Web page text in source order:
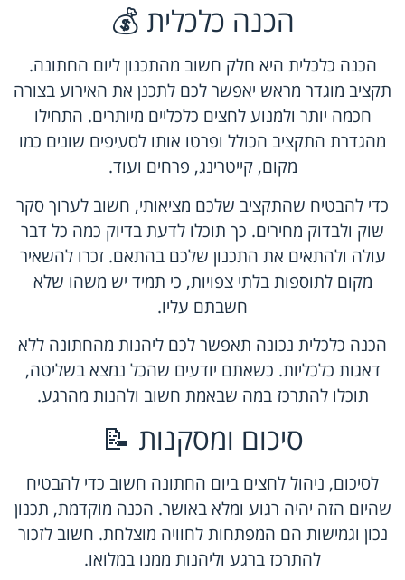
הכנה כלכלית 💰
הכנה כלכלית היא חלק חשוב מהתכנון ליום החתונה.
תקציב מוגדר מראש יאפשר לכם לתכנן את האירוע בצורה
חכמה יותר ולמנוע לחצים כלכליים מיותרים. התחילו
מהגדרת התקציב הכולל ופרטו אותו לסעיפים שונים כמו
מקום, קייטרינג, פרחים ועוד.
כדי להבטיח שהתקציב שלכם מציאותי, חשוב לערוך סקר
שוק ולבדוק מחירים. כך תוכלו לדעת בדיוק כמה כל דבר
עולה ולהתאים את התכנון שלכם בהתאם. זכרו להשאיר
מקום לתוספות בלתי צפויות, כי תמיד יש משהו שלא
חשבתם עליו.
הכנה כלכלית נכונה תאפשר לכם ליהנות מהחתונה ללא
דאגות כלכליות. כשאתם יודעים שהכל נמצא בשליטה,
תוכלו להתרכז במה שבאמת חשוב ולהנות מהרגע.
סיכום ומסקנות 📝
לסיכום, ניהול לחצים ביום החתונה חשוב כדי להבטיח
שהיום הזה יהיה רגוע ומלא באושר. הכנה מוקדמת, תכנון
נכון וגמישות הם המפתחות לחוויה מוצלחת. חשוב לזכור
להתרכז ברגע וליהנות ממנו במלואו.